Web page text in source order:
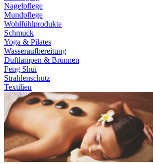
Nagelpflege
Mundpflege
Wohlfühlprodukte
Schmuck
Yoga & Pilates
Wasseraufbereitung
Duftlampen & Brunnen
Feng Shui
Strahlenschutz
Textilien